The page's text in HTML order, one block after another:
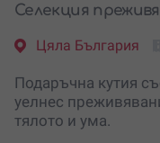
Селекция
Цяла България
Подаръчна кутия
уелнес
тялото и ума.